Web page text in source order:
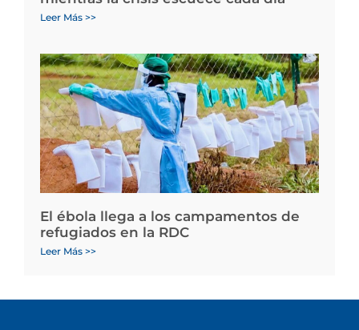
Leer Más >>
El ébola llega a los campamentos de
refugiados en la RDC
Leer Más >>